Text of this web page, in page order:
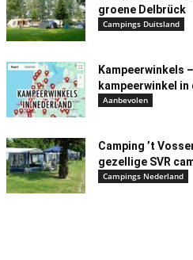
groene Delbrück
Campings Duitsland
Kampeerwinkels
kampeerwinkel in
Aanbevolen
Camping ’t
gezellige SVR
Campings Nederland